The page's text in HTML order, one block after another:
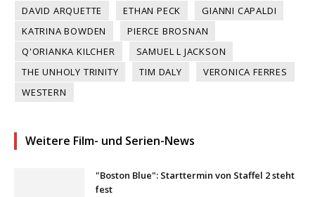
DAVID ARQUETTE ETHAN PECK
GIANNI CAPALDI
KATRINA BOWDEN
PIERCE BROSNAN
Q'ORIANKA KILCHER
SAMUEL L JACKSON
THE UNHOLY TRINITY
TIM DALY
VERONICA FERRES
WESTERN
Weitere Film- und Serien-News
"Boston Blue": Starttermin von Staffel 2 steht
fest